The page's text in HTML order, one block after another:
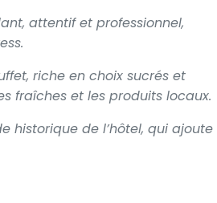
attentif et professionnel,
riche en choix sucrés et
fraîches et les produits locaux.
historique de l’hôtel, qui ajoute